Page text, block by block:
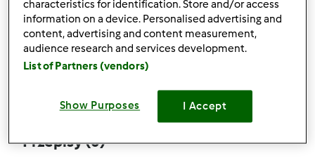
Który model Thermomix ® posiadasz?
Thermomix ® TM 31
Komentarze
Przepisy(0)
characteristics for identification. Store and/or access
information on a device. Personalised advertising and
content, advertising and content measurement,
audience research and services development.
List of Partners (vendors)
Show Purposes I Accept